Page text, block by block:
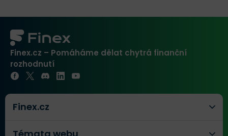
Finex.cz – Pomáháme dělat chytrá finanční
rozhodnutí
Finex.cz